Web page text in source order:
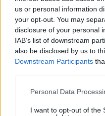
us or personal information
your opt-out. You may
disclosure of your personal
IAB’s list of downstream
also be disclosed by us to
Downstream Participants
Personal Data
I want to opt-out of the
sembra che finora
incontrovertibile e
Sempio. Quello che
tuttavia è il circo
quel fascicolo
indifferenza. I
crimini, i genestisti
gli avvocati
primeggiano in
i cronisti che non